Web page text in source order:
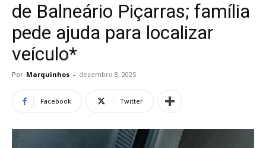
de Balneário Piçarras; família
pede ajuda para localizar
veículo*
Por Marquinhos - dezembro 8, 2025
Facebook Twitter